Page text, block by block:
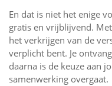
En dat is niet het enige
gratis en vrijblijvend.
het verkrijgen van de
verplicht bent. Je
daarna is de keuze aan
samenwerking overgaat.